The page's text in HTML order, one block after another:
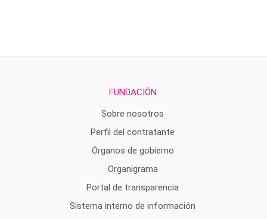
FUNDACIÓN
Sobre nosotros
Perfil del contratante
Órganos de gobierno
Organigrama
Portal de transparencia
Sistema interno de información